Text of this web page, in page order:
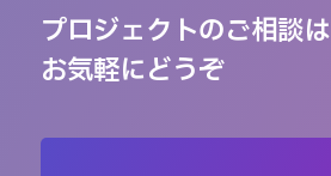
プロジェクトのご相談は
お気軽にどうぞ